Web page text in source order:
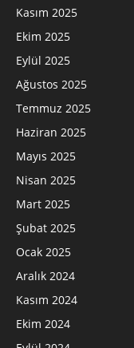
Kasım 2025
Ekim 2025
Eylül 2025
Ağustos 2025
Temmuz 2025
Haziran 2025
Mayıs 2025
Nisan 2025
Mart 2025
Şubat 2025
Ocak 2025
Aralık 2024
Kasım 2024
Ekim 2024